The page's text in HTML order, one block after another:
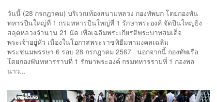
วันนี้ (28 กรกฎาคม) บริเวณท้องสนามหลวง กองทัพบก โดยกองพัน
ทหารปืนใหญ่ที่ 1 กรมทหารปืนใหญ่ที่ 1 รักษาพระองค์ จัดปืนใหญ่ยิง
สลุตหลวงจำนวน 21 นัด เพื่อเฉลิมพระเกียรติพระบาทสมเด็จ
พระเจ้าอยู่หัว เนื่องในโอกาสพระราชพิธีมหามงคลเฉลิม
พระชนมพรรษา 6 รอบ 28 กรกฎาคม 2567 นอกจากนี้ กองทัพเรือ
โดยกองพันทหารราบที่ 1 รักษาพระองค์ กรมทหารราบที่ 1 กองพล
นาว...